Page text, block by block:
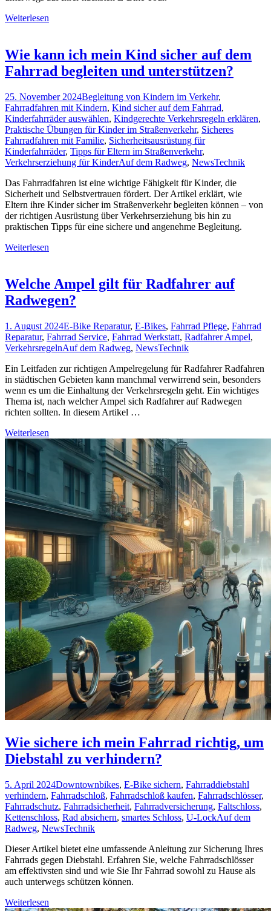
Weiterlesen
Wie kann ich mein Kind sicher auf dem
Fahrrad begleiten und unterstützen?
25. November 2024Begleitung von Kindern im Verkehr,
Fahrradfahren mit Kindern, Kind sicher auf dem Fahrrad,
Kinderfahrräder auswählen, Kindgerechte Verkehrsregeln erklären,
Praktische Übungen für Kinder im Straßenverkehr, Sicheres
Fahrradfahren mit Familie, Sicherheitsausrüstung für
Kinderfahrräder, Tipps für Eltern im Straßenverkehr,
Verkehrserziehung für KinderAuf dem Radweg, NewsTechnik
Das Fahrradfahren ist eine wichtige Fähigkeit für Kinder, die
Sicherheit und Selbstvertrauen fördert. Der Artikel erklärt, wie
Eltern ihre Kinder sicher im Straßenverkehr begleiten können – von
der richtigen Ausrüstung über Verkehrserziehung bis hin zu
praktischen Tipps für eine sichere und angenehme Begleitung.
Weiterlesen
Welche Ampel gilt für Radfahrer auf
Radwegen?
1. August 2024E-Bike Reparatur, E-Bikes, Fahrrad Pflege, Fahrrad
Reparatur, Fahrrad Service, Fahrrad Werkstatt, Radfahrer Ampel,
VerkehrsregelnAuf dem Radweg, NewsTechnik
Ein Leitfaden zur richtigen Ampelregelung für Radfahrer Radfahren
in städtischen Gebieten kann manchmal verwirrend sein, besonders
wenn es um die Einhaltung der Verkehrsregeln geht. Ein wichtiges
Thema ist, nach welcher Ampel sich Radfahrer auf Radwegen
richten sollten. In diesem Artikel …
Weiterlesen
Wie sichere ich mein Fahrrad richtig, um
Diebstahl zu verhindern?
5. April 2024Downtownbikes, E-Bike sichern, Fahrraddiebstahl
verhindern, Fahrradschloß, Fahrradschloß kaufen, Fahrradschlösser,
Fahrradschutz, Fahrradsicherheit, Fahrradversicherung, Faltschloss,
Kettenschloss, Rad absichern, smartes Schloss, U-LockAuf dem
Radweg, NewsTechnik
Dieser Artikel bietet eine umfassende Anleitung zur Sicherung Ihres
Fahrrads gegen Diebstahl. Erfahren Sie, welche Fahrradschlösser
am effektivsten sind und wie Sie Ihr Fahrrad sowohl zu Hause als
auch unterwegs schützen können.
Weiterlesen